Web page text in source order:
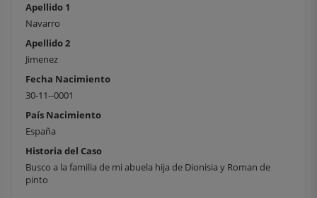
Apellido 1
Navarro
Apellido 2
Jimenez
Fecha Nacimiento
30-11--0001
País Nacimiento
España
Historia del Caso
Busco a la familia de mi abuela hija de Dionisia y Roman de
pinto